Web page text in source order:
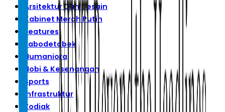
Arsitektur Dan Desain
Kabinet Merah Putih
Features
Jabodetabek
Humaniora
Hobi & Kesenangan
Sports
Infrastruktur
Zodiak